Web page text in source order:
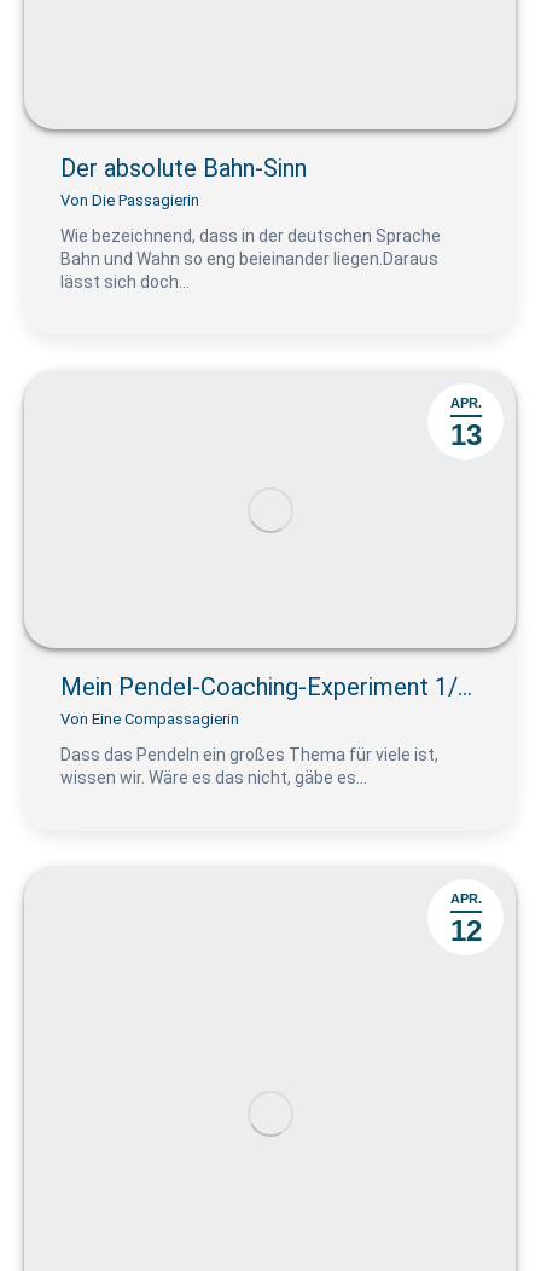
Der absolute Bahn-Sinn
Von Die Passagierin
Wie bezeichnend, dass in der deutschen Sprache
Bahn und Wahn so eng beieinander liegen.Daraus
lässt sich doch…
APR.
13
Mein Pendel-Coaching-Experiment 1/…
Von Eine Compassagierin
Dass das Pendeln ein großes Thema für viele ist,
wissen wir. Wäre es das nicht, gäbe es…
APR.
12